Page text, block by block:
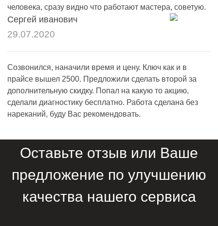
человека, сразу видно что работают мастера, советую.
Сергей иванович
29.07.2020
Созвонился, наначили время и цену. Ключ как и в
прайсе вышел 2500. Предложили сделать второй за
дополнительную скидку. Попал на какую то акцию,
сделали диагностику бесплатно. Работа сделана без
нареканий, буду Вас рекомендовать.
Оставьте отзыв или Ваше
предложение по улучшению
качества нашего сервиса